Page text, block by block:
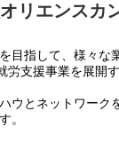
の業務内容は他社
求を導入していま
た必要な様々な書
います。
ポートも会社とし
して働ける環境が
リエンスカ
目指して、様々な
支援事業を展開
ウとネットワーク
。